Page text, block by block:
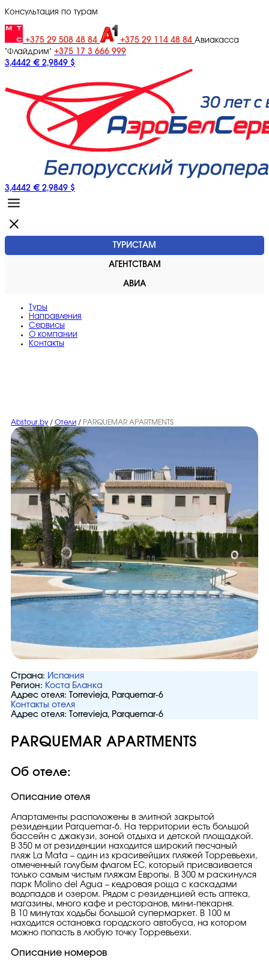
Консультация по турам
+375 29 508 48 84 +375 29 114 48 84 Авиакасса
"Флайдрим" +375 17 3 666 999
3,4442 € 2,9849 $
3,4442 € 2,9849 $
ТУРИСТАМ
АГЕНТСТВАМ
АВИА
Туры
Направления
Сервисы
O компании
Контакты
Abstour.by / Отели / PARQUEMAR APARTMENTS
Страна: Испания
Регион: Коста Бланка
Адрес отеля:
Torrevieja, Parquemar-6
Контакты отеля
Адрес отеля:
Torrevieja, Parquemar-6
PARQUEMAR APARTMENTS
Об отеле:
Описание отеля
Апартаменты расположены в элитной закрытой
резиденции Parquemar-6. На территории есть большой
бассейн с джакузи, зоной отдыха и детской площадкой.
В 350 м от резиденции находится широкий песчаный
пляж La Mata – один из красивейших пляжей Торревьехи,
отмеченный голубым флагом ЕС, который присваивается
только самым чистым пляжам Европы. В 300 м раскинулся
парк Molino del Agua – кедровая роща с каскадами
водопадов и озером. Рядом с резиденцией есть аптека,
магазины, много кафе и ресторанов, мини-пекарня.
В 10 минутах ходьбы большой супермаркет. В 100 м
находится остановка городского автобуса, на котором
можно попасть в любую точку Торревьехи.
Описание номеров